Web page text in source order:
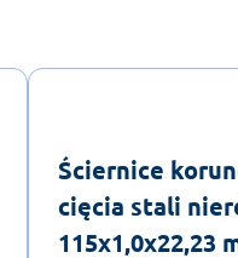
Ściernice
cięcia stali
115x1,0x22,23